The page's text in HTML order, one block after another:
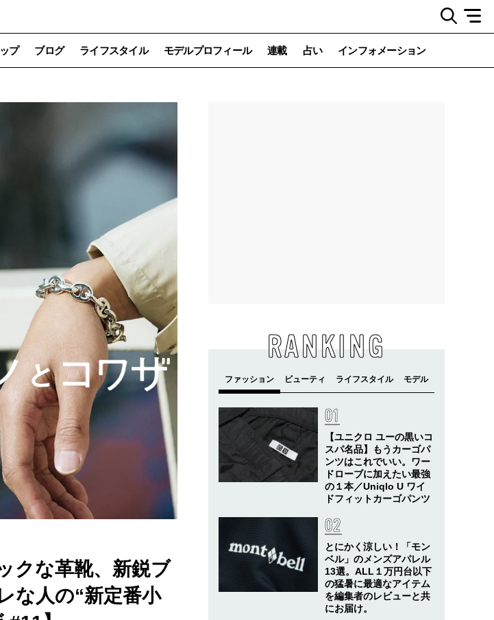
プ ブログ ライフスタイル モデルプロフィール 連載 占い インフォメーション
クな革靴、新鋭ブ
な人の“新定番小
RANKING
【ユニクロ ユーの黒いコ
スパ名品】もうカーゴパ
ンツはこれでいい。ワー
ドローブに加えたい最強
の１本／Uniqlo U ワイ
ドフィットカーゴパンツ
とにかく涼しい！「モン
ベル」のメンズアパレル
13選。ALL１万円台以下
の猛暑に最適なアイテム
を編集者のレビューと共
にお届け。